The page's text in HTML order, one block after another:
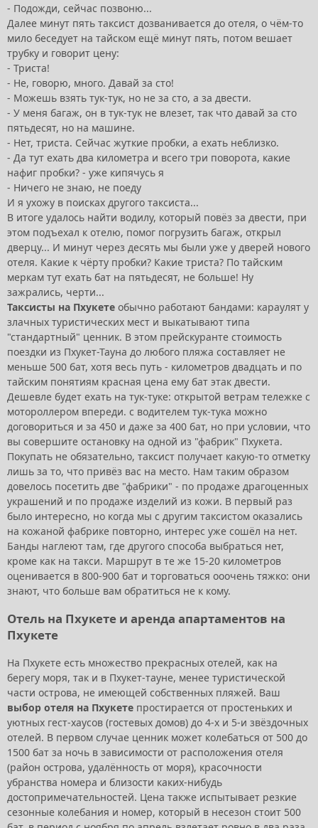
- Подожди, сейчас позвоню...
Далее минут пять таксист дозванивается до отеля, о чём-то
мило беседует на тайском ещё минут пять, потом вешает
трубку и говорит цену:
- Триста!
- Не, говорю, много. Давай за сто!
- Можешь взять тук-тук, но не за сто, а за двести.
- У меня багаж, он в тук-тук не влезет, так что давай за сто
пятьдесят, но на машине.
- Нет, триста. Сейчас жуткие пробки, а ехать неблизко.
- Да тут ехать два километра и всего три поворота, какие
нафиг пробки? - уже кипячусь я
- Ничего не знаю, не поеду
И я ухожу в поисках другого таксиста...
В итоге удалось найти водилу, который повёз за двести, при
этом подъехал к отелю, помог погрузить багаж, открыл
дверцу... И минут через десять мы были уже у дверей нового
отеля. Какие к чёрту пробки? Какие триста? По тайским
меркам тут ехать бат на пятьдесят, не больше! Ну
зажрались, черти...
Таксисты на Пхукете обычно работают бандами: караулят у
злачных туристических мест и выкатывают типа
"стандартный" ценник. В этом прейскуранте стоимость
поездки из Пхукет-Тауна до любого пляжа составляет не
меньше 500 бат, хотя весь путь - километров двадцать и по
тайским понятиям красная цена ему бат этак двести.
Дешевле будет ехать на тук-туке: открытой ветрам тележке с
мотороллером впереди. с водителем тук-тука можно
договориться и за 450 и даже за 400 бат, но при условии, что
вы совершите остановку на одной из "фабрик" Пхукета.
Покупать не обязательно, таксист получает какую-то отметку
лишь за то, что привёз вас на место. Нам таким образом
довелось посетить две "фабрики" - по продаже драгоценных
украшений и по продаже изделий из кожи. В первый раз
было интересно, но когда мы с другим таксистом оказались
на кожаной фабрике повторно, интерес уже сошёл на нет.
Банды наглеют там, где другого способа выбраться нет,
кроме как на такси. Маршрут в те же 15-20 километров
оценивается в 800-900 бат и торговаться ооочень тяжко: они
знают, что больше вам обратиться не к кому.
Отель на Пхукете и аренда апартаментов на
Пхукете
На Пхукете есть множество прекрасных отелей, как на
берегу моря, так и в Пхукет-тауне, менее туристической
части острова, не имеющей собственных пляжей. Ваш
выбор отеля на Пхукете простирается от простеньких и
уютных гест-хаусов (гостевых домов) до 4-х и 5-и звёздочных
отелей. В первом случае ценник может колебаться от 500 до
1500 бат за ночь в зависимости от расположения отеля
(район острова, удалённость от моря), красочности
убранства номера и близости каких-нибудь
достопримечательностей. Цена также испытывает резкие
сезонные колебания и номер, который в несезон стоит 500